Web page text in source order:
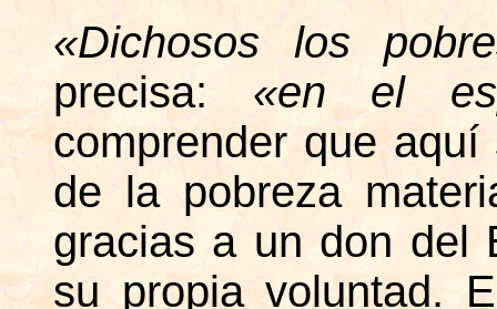
«Dichosos los
precisa: «en el
comprender que
de la pobreza
gracias a un don del
su propia voluntad.